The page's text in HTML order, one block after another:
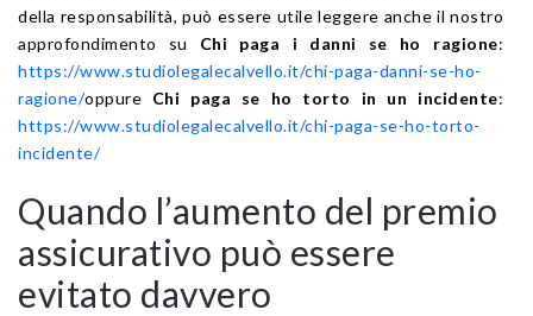
della responsabilità, può essere utile leggere anche il nostro
approfondimento su Chi paga i danni se ho ragione:
https://www.studiolegalecalvello.it/chi-paga-danni-se-ho-
ragione/oppure Chi paga se ho torto in un incidente:
https://www.studiolegalecalvello.it/chi-paga-se-ho-torto-
incidente/
Quando l’aumento del premio
assicurativo può essere
evitato davvero